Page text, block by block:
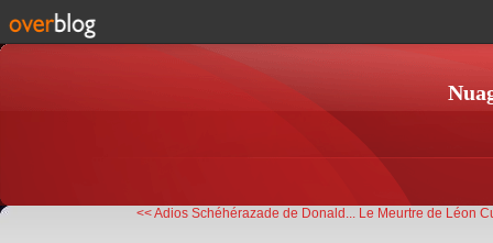
<< Adios Schéhérazade de Donald... Le Meurtre de Léon